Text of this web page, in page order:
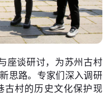
座谈研讨，为苏州古村
思路。专家们深入调研
古村的历史文化保护现